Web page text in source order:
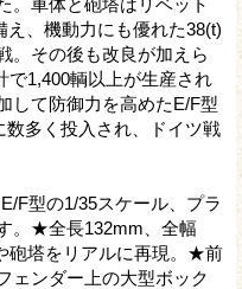
、機動力にも優れた38(t)
。その後も改良が加えら
で1,400輌以上が生産され
して防御力を高めたE/F型
数多く投入され、ドイツ戦
F型の1/35スケール、プラ
。★全長132mm、全幅
砲塔をリアルに再現。★前
ェンダー上の大型ボック